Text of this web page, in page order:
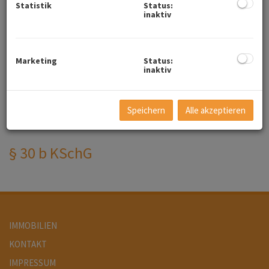
entsprechend richtigzustellen. Erfüllt der Makler diese Pflichten
Aufgrund des bestehenden Geschäftsgebrauchs können Immo­
bilien­makler auch ohne ausdrückliche Einwilligung des Au­ftrag­ge­
Wird der Immobilienmakler auftragsgemäß nur für eine Partei des
zu ver­mit­teln­den Geschäftes tätig, hat er dies dem Dritten
§ 30 b KSchG
IMMOBILIEN
KONTAKT
IMPRESSUM
Statistik
Status:
inaktiv
Marketing
Status:
inaktiv
Speichern Alle akzeptieren